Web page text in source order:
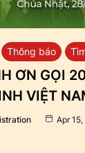
Thông báo
ƠN GỌI
VIỆT
Apr